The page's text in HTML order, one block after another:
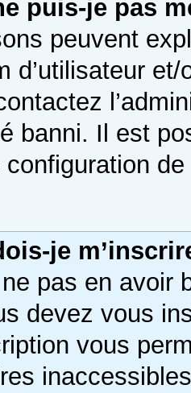
puis-je pas
peuvent
d’utilisateur
banni. Il est
je
pas en avoir
devez vous
vous